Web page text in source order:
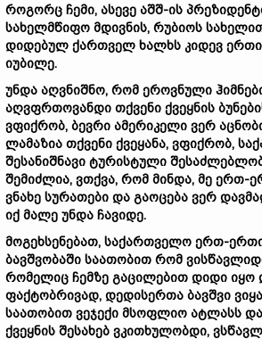
როგორც ჩემი, ასევე აშშ-ის
სახელმწიფო მდივნის, რუბიოს
დიდებულ ქართველ ხალხს კიდევ ერთი
იუბილე.
უნდა აღვნიშნო, რომ ეროვნული
აღვფრთოვანდი თქვენი ქვეყნის
ვფიქრობ, ბევრი ამერიკელი ვერ
ლამაზია თქვენი ქვეყანა, ვფიქრობ,
შესანიშნავი ტურისტული
შემიძლია, ვთქვა, რომ მინდა, მე ერთ-
ვნახე სურათები და გაოცება ვერ
იქ მალე უნდა ჩავიდე.
მოგეხსენებათ, საქართველო ერთ-ერთი
ბავშვობაში საათობით რომ
რომელიც ჩემზე გაცილებით დიდი იყო
ფაქტობრივად, დედისერთა ბავშვი
საათობით ვეჯექი მსოფლიო ატლასს და
ქვეყნის შესახებ ვკითხულობდი,